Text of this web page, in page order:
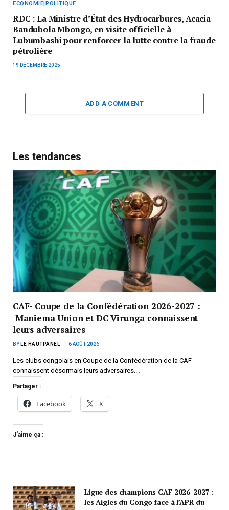
ECONOMIE|POLITIQUE
RDC : La Ministre d’État des Hydrocarbures, Acacia
Bandubola Mbongo, en visite officielle à
Lubumbashi pour renforcer la lutte contre la fraude
pétrolière
19 DÉCEMBRE 2025
ADD A COMMENT
Les tendances
CAF- Coupe de la Confédération 2026-2027 :
Maniema Union et DC Virunga connaissent
leurs adversaires
BY LE HAUTPANEL 6 AOÛT 2026
Les clubs congolais en Coupe de la Confédération de la CAF
connaissent désormais leurs adversaires.…
Partager :
Facebook X
J’aime ça :
Ligue des champions CAF 2026-2027 :
les Aigles du Congo face à l’APR du